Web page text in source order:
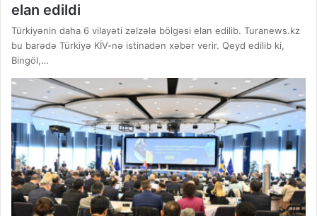
elan edildi
Türkiyənin daha 6 vilayəti zəlzələ bölgəsi elan edilib. Turanews.kz
bu barədə Türkiyə KİV-nə istinadən xəbər verir. Qeyd edilib ki,
Bingöl,…